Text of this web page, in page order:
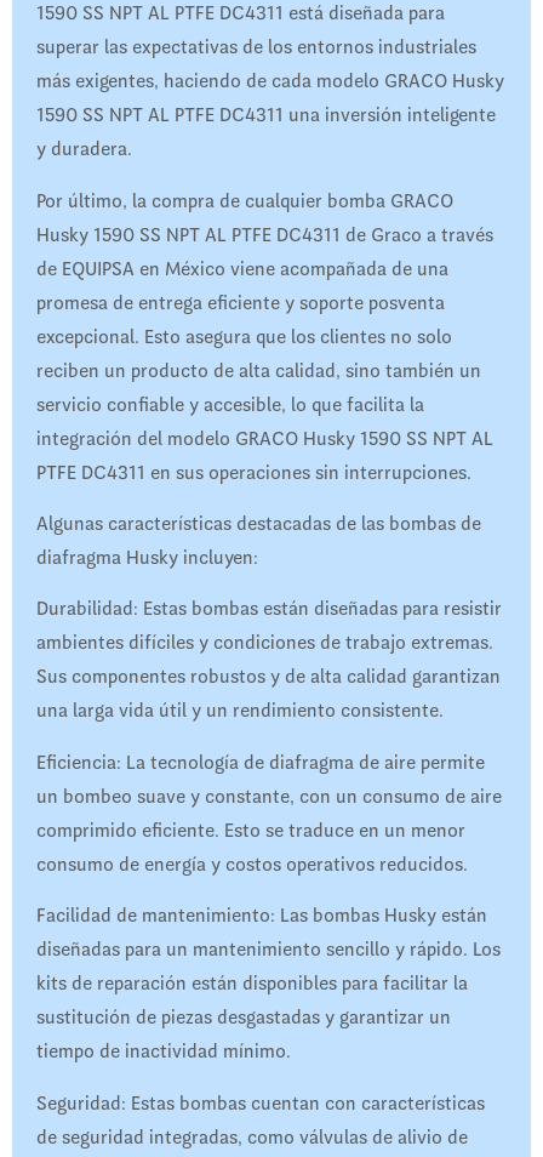
1590 SS NPT AL PTFE DC4311 está diseñada para
superar las expectativas de los entornos industriales
más exigentes, haciendo de cada modelo GRACO Husky
1590 SS NPT AL PTFE DC4311 una inversión inteligente
y duradera.
Por último, la compra de cualquier bomba GRACO
Husky 1590 SS NPT AL PTFE DC4311 de Graco a través
de EQUIPSA en México viene acompañada de una
promesa de entrega eficiente y soporte posventa
excepcional. Esto asegura que los clientes no solo
reciben un producto de alta calidad, sino también un
servicio confiable y accesible, lo que facilita la
integración del modelo GRACO Husky 1590 SS NPT AL
PTFE DC4311 en sus operaciones sin interrupciones.
Algunas características destacadas de las bombas de
diafragma Husky incluyen:
Durabilidad: Estas bombas están diseñadas para resistir
ambientes difíciles y condiciones de trabajo extremas.
Sus componentes robustos y de alta calidad garantizan
una larga vida útil y un rendimiento consistente.
Eficiencia: La tecnología de diafragma de aire permite
un bombeo suave y constante, con un consumo de aire
comprimido eficiente. Esto se traduce en un menor
consumo de energía y costos operativos reducidos.
Facilidad de mantenimiento: Las bombas Husky están
diseñadas para un mantenimiento sencillo y rápido. Los
kits de reparación están disponibles para facilitar la
sustitución de piezas desgastadas y garantizar un
tiempo de inactividad mínimo.
Seguridad: Estas bombas cuentan con características
de seguridad integradas, como válvulas de alivio de